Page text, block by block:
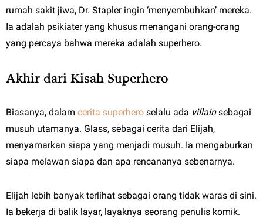
rumah sakit jiwa, Dr. Stapler ingin ‘menyembuhkan’ mereka.
Ia adalah psikiater yang khusus menangani orang-orang
yang percaya bahwa mereka adalah superhero.
Akhir dari Kisah Superhero
Biasanya, dalam cerita superhero selalu ada villainsebagai
musuh utamanya. Glass, sebagai cerita dari Elijah,
menyamarkan siapa yang menjadi musuh. Ia mengaburkan
siapa melawan siapa dan apa rencananya sebenarnya.
Elijah lebih banyak terlihat sebagai orang tidak waras di sini.
Ia bekerja di balik layar, layaknya seorang penulis komik.